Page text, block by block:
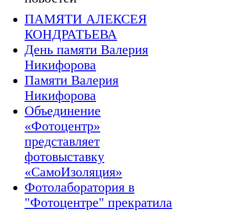
ПАМЯТИ АЛЕКСЕЯ
КОНДРАТЬЕВА
День памяти Валерия
Никифорова
Памяти Валерия
Никифорова
Объединение
«Фотоцентр»
представляет
фотовыставку
«СамоИзоляция»
Фотолаборатория в
"Фотоцентре" прекратила